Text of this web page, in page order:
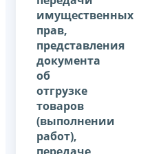
имущественных
прав,
представления
документа
об
отгрузке
товаров
(выполнении
работ),
передаче